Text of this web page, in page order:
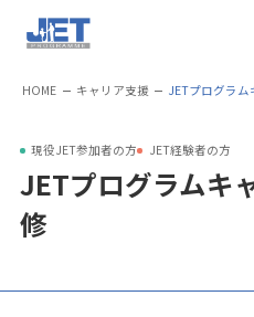
HOME キャリア支援 JETプログラ
現役JET参加者の方 JET経験者の方
JETプログラムキ
修